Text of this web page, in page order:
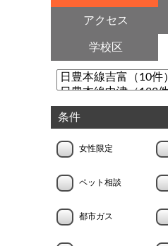
アクセス
学校区
条件
女性限定
ペット相談
都市ガス